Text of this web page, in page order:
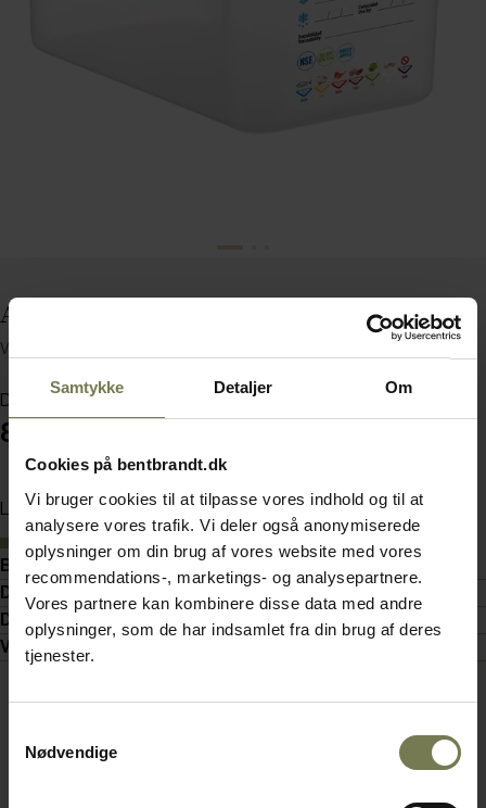
Samtykke Detaljer Om
Cookies på bentbrandt.dk
Vi bruger cookies til at tilpasse vores indhold og til at
analysere vores trafik. Vi deler også anonymiserede
oplysninger om din brug af vores website med vores
recommendations-, marketings- og analysepartnere.
Vores partnere kan kombinere disse data med andre
oplysninger, som de har indsamlet fra din brug af deres
tjenester.
Nødvendige
Araven boks inkl. låg, 4,3 ltr., 1/4 GN, H15 cm
Varenummer: 35751612
Din pris (ekskl. moms)
85,00 kr./stk.
Læg i kurv
På lager
Beskrivelse
Detaljer
Dokumenter
Video